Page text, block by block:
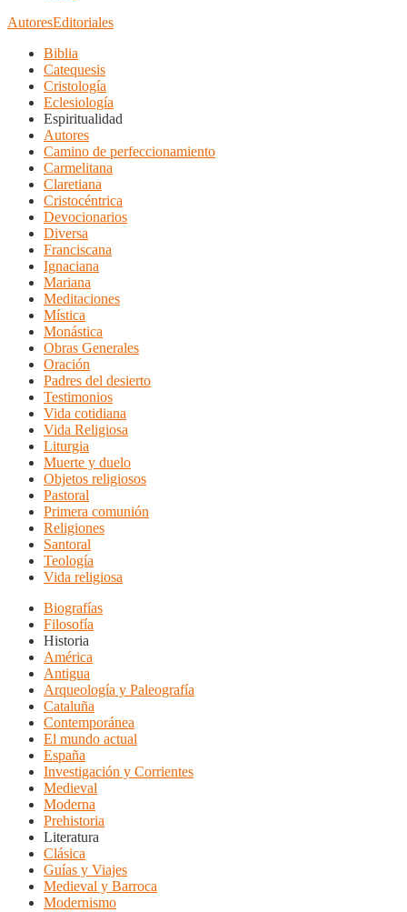
AutoresEditoriales
Biblia
Catequesis
Cristología
Eclesiología
Espiritualidad
Autores
Camino de perfeccionamiento
Carmelitana
Claretiana
Cristocéntrica
Devocionarios
Diversa
Franciscana
Ignaciana
Mariana
Meditaciones
Mística
Monástica
Obras Generales
Oración
Padres del desierto
Testimonios
Vida cotidiana
Vida Religiosa
Liturgia
Muerte y duelo
Objetos religiosos
Pastoral
Primera comunión
Religiones
Santoral
Teología
Vida religiosa
Biografías
Filosofía
Historia
América
Antigua
Arqueología y Paleografía
Cataluña
Contemporánea
El mundo actual
España
Investigación y Corrientes
Medieval
Moderna
Prehistoria
Literatura
Clásica
Guías y Viajes
Medieval y Barroca
Modernismo